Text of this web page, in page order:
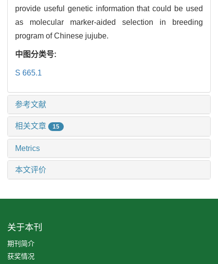
provide useful genetic information that could be used
as molecular marker-aided selection in breeding
program of Chinese jujube.
中图分类号:
S 665.1
参考文献
相关文章 15
Metrics
本文评价
关于本刊
期刊简介
获奖情况